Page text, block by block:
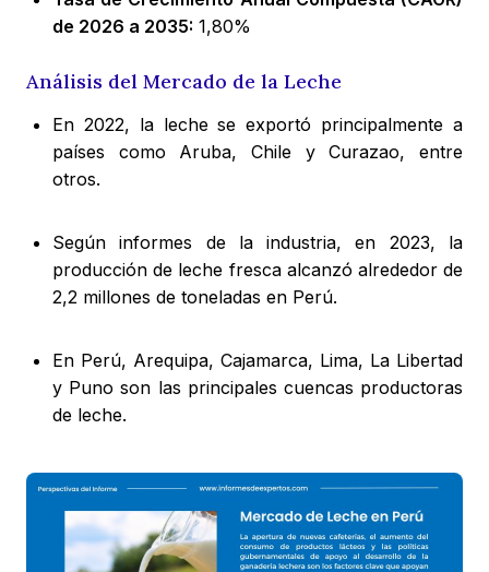
de 2026 a 2035: 1,80%
Análisis del Mercado de la Leche
En 2022, la leche se exportó principalmente a
países como Aruba, Chile y Curazao, entre
otros.
Según informes de la industria, en 2023, la
producción de leche fresca alcanzó alrededor de
2,2 millones de toneladas en Perú.
En Perú, Arequipa, Cajamarca, Lima, La Libertad
y Puno son las principales cuencas productoras
de leche.